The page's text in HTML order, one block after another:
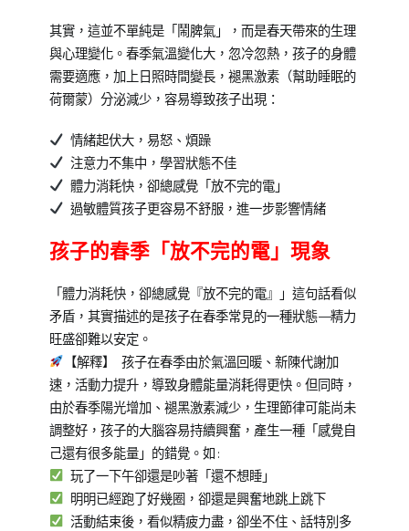
其實，這並不單純是「鬧脾氣」，而是春天帶來的生理
與心理變化。春季氣溫變化大，忽冷忽熱，孩子的身體
需要適應，加上日照時間變長，褪黑激素（幫助睡眠的
荷爾蒙）分泌減少，容易導致孩子出現：
情緒起伏大，易怒、煩躁
注意力不集中，學習狀態不佳
體力消耗快，卻總感覺「放不完的電」
過敏體質孩子更容易不舒服，進一步影響情緒
孩子的春季「放不完的電」現象
「體力消耗快，卻總感覺『放不完的電』」這句話看似
矛盾，其實描述的是孩子在春季常見的一種狀態——精力
旺盛卻難以安定。
【解釋】 孩子在春季由於氣溫回暖、新陳代謝加
速，活動力提升，導致身體能量消耗得更快。但同時，
由於春季陽光增加、褪黑激素減少，生理節律可能尚未
調整好，孩子的大腦容易持續興奮，產生一種「感覺自
己還有很多能量」的錯覺。如:
玩了一下午卻還是吵著「還不想睡」
明明已經跑了好幾圈，卻還是興奮地跳上跳下
活動結束後，看似精疲力盡，卻坐不住、話特別多